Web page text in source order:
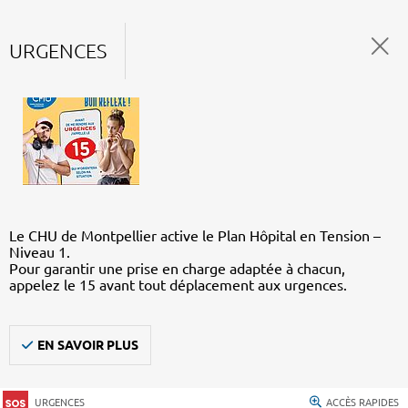
URGENCES
Le CHU de Montpellier active le Plan Hôpital en Tension –
Niveau 1.
Pour garantir une prise en charge adaptée à chacun,
appelez le 15 avant tout déplacement aux urgences.
EN SAVOIR PLUS
URGENCES ACCÈS RAPIDES